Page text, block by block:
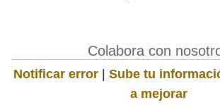
Colabora con
Notificar error | Sube tu
a mejorar